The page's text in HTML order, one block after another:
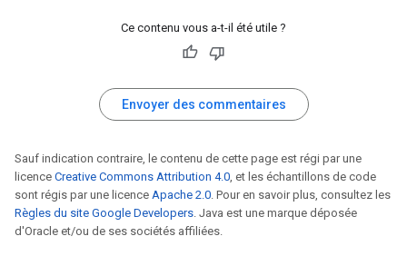
Ce contenu vous a-t-il été utile ?
Envoyer des commentaires
Sauf indication contraire, le contenu de cette page est régi par une
licence Creative Commons Attribution 4.0, et les échantillons de code
sont régis par une licence Apache 2.0. Pour en savoir plus, consultez les
Règles du site Google Developers. Java est une marque déposée
d'Oracle et/ou de ses sociétés affiliées.